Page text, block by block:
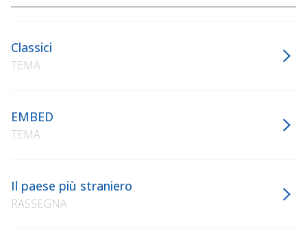
Classici
TEMA
EMBED
TEMA
Il paese più straniero
RASSEGNA